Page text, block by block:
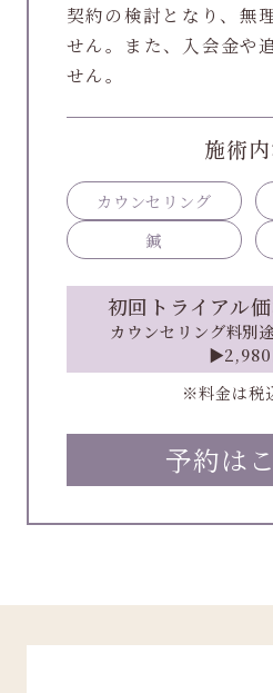
初回トライアル
カウンセリング料別
▶︎2,980
※料金は税
契約の検討となり、無
せん。また、入会金や
せん。
予約は
施術
カウンセリング
鍼